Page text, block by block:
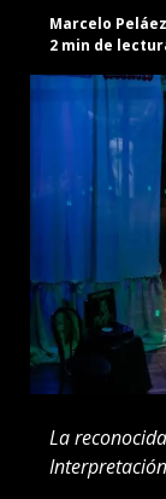
Marcelo Peláez
2 min de
La